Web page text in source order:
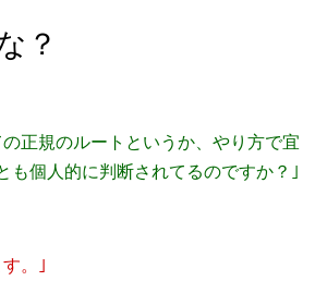
？
正規のルートというか、やり方で宜
も個人的に判断されてるのですか？｣
。｣